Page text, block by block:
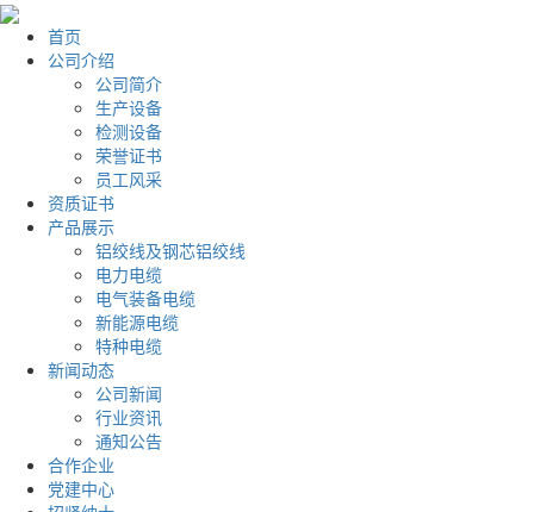
首页
公司介绍
公司简介
生产设备
检测设备
荣誉证书
员工风采
资质证书
产品展示
铝绞线及钢芯铝绞线
电力电缆
电气装备电缆
新能源电缆
特种电缆
新闻动态
公司新闻
行业资讯
通知公告
合作企业
党建中心